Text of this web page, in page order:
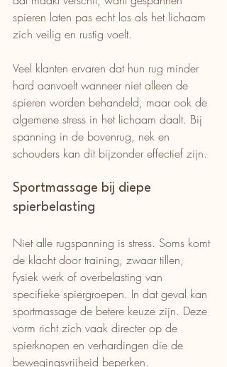
spieren laten pas echt los als het lichaam
zich veilig en rustig voelt.
Veel klanten ervaren dat hun rug minder
hard aanvoelt wanneer niet alleen de
spieren worden behandeld, maar ook de
algemene stress in het lichaam daalt. Bij
spanning in de bovenrug, nek en
schouders kan dit bijzonder effectief zijn.
Sportmassage bij diepe
spierbelasting
Niet alle rugspanning is stress. Soms komt
de klacht door training, zwaar tillen,
fysiek werk of overbelasting van
specifieke spiergroepen. In dat geval kan
sportmassage de betere keuze zijn. Deze
vorm richt zich vaak directer op de
spierknopen en verhardingen die de
bewegingsvrijheid beperken.